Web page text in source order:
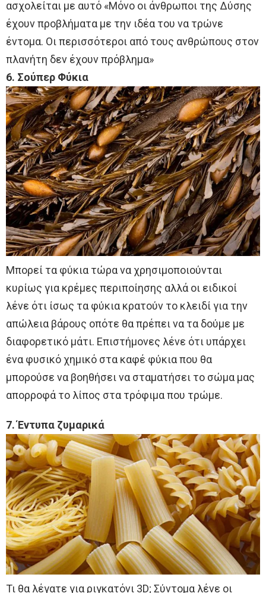
ασχολείται με αυτό «Μόνο οι άνθρωποι της Δύσης
έχουν προβλήματα με την ιδέα του να τρώνε
έντομα. Οι περισσότεροι από τους ανθρώπους στον
πλανήτη δεν έχουν πρόβλημα»
6. Σούπερ Φύκια
Μπορεί τα φύκια τώρα να χρησιμοποιούνται
κυρίως για κρέμες περιποίησης αλλά οι ειδικοί
λένε ότι ίσως τα φύκια κρατούν το κλειδί για την
απώλεια βάρους οπότε θα πρέπει να τα δούμε με
διαφορετικό μάτι. Επιστήμονες λένε ότι υπάρχει
ένα φυσικό χημικό στα καφέ φύκια που θα
μπορούσε να βοηθήσει να σταματήσει το σώμα μας
απορροφά το λίπος στα τρόφιμα που τρώμε.
7. Έντυπα ζυμαρικά
Τι θα λέγατε για ριγκατόνι 3D; Σύντομα λένε οι